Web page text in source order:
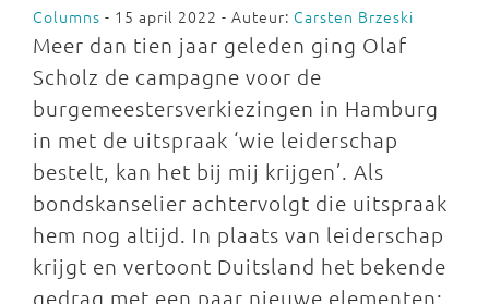
Columns - 15 april 2022 - Auteur: Carsten Brzeski
Meer dan tien jaar geleden ging Olaf
Scholz de campagne voor de
burgemeestersverkiezingen in Hamburg
in met de uitspraak ‘wie leiderschap
bestelt, kan het bij mij krijgen’. Als
bondskanselier achtervolgt die uitspraak
hem nog altijd. In plaats van leiderschap
krijgt en vertoont Duitsland het bekende
gedrag met een paar nieuwe elementen: